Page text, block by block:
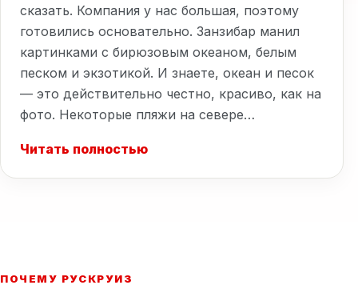
сказать. Компания у нас большая, поэтому
готовились основательно. Занзибар манил
картинками с бирюзовым океаном, белым
песком и экзотикой. И знаете, океан и песок
— это действительно честно, красиво, как на
фото. Некоторые пляжи на севере…
Читать полностью
ПОЧЕМУ РУСКРУИЗ